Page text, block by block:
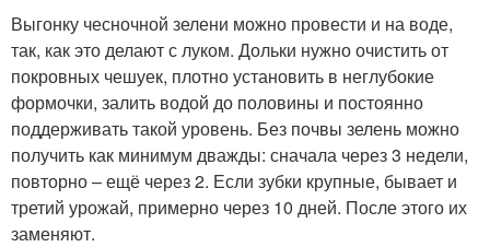
Выгонку чесночной зелени можно провести и на воде,
так, как это делают с луком. Дольки нужно очистить от
покровных чешуек, плотно установить в неглубокие
формочки, залить водой до половины и постоянно
поддерживать такой уровень. Без почвы зелень можно
получить как минимум дважды: сначала через 3 недели,
повторно – ещё через 2. Если зубки крупные, бывает и
третий урожай, примерно через 10 дней. После этого их
заменяют.